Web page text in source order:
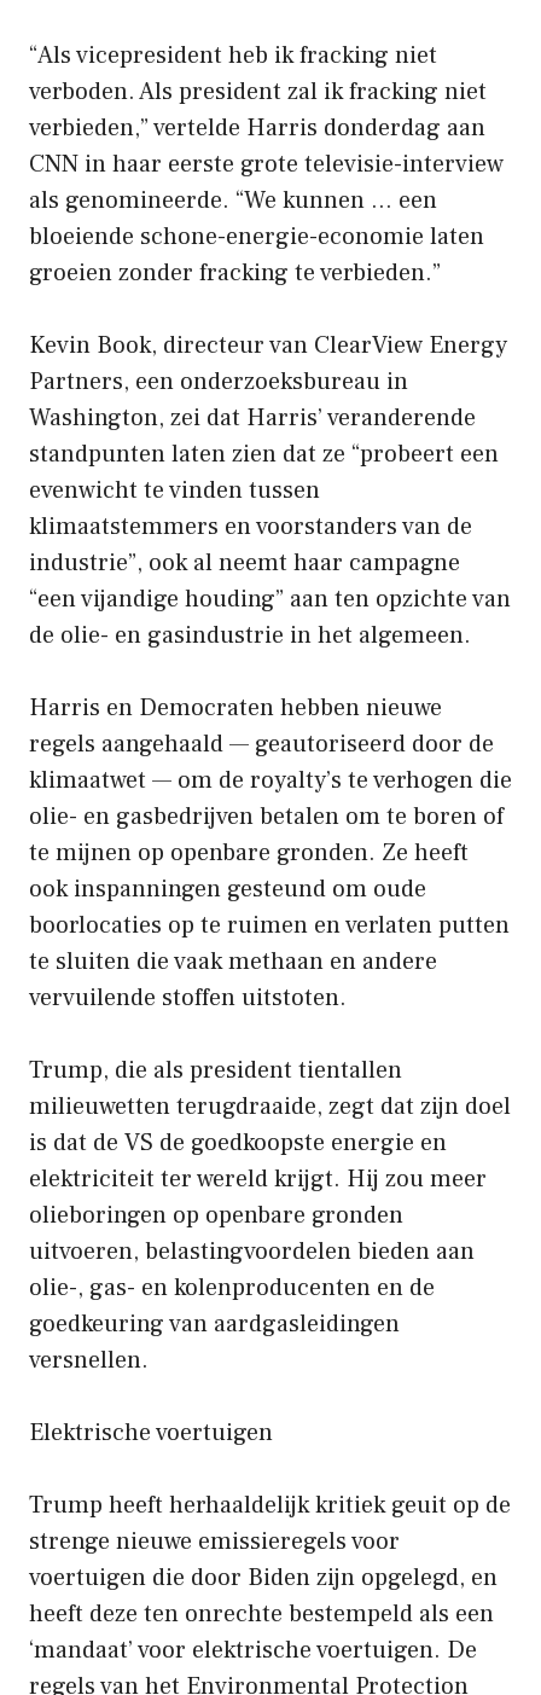
“Als vicepresident heb ik fracking niet
verboden. Als president zal ik fracking niet
verbieden,” vertelde Harris donderdag aan
CNN in haar eerste grote televisie-interview
als genomineerde. “We kunnen … een
bloeiende schone-energie-economie laten
groeien zonder fracking te verbieden.”
Kevin Book, directeur van ClearView Energy
Partners, een onderzoeksbureau in
Washington, zei dat Harris’ veranderende
standpunten laten zien dat ze “probeert een
evenwicht te vinden tussen
klimaatstemmers en voorstanders van de
industrie”, ook al neemt haar campagne
“een vijandige houding” aan ten opzichte van
de olie- en gasindustrie in het algemeen.
Harris en Democraten hebben nieuwe
regels aangehaald — geautoriseerd door de
klimaatwet — om de royalty’s te verhogen die
olie- en gasbedrijven betalen om te boren of
te mijnen op openbare gronden. Ze heeft
ook inspanningen gesteund om oude
boorlocaties op te ruimen en verlaten putten
te sluiten die vaak methaan en andere
vervuilende stoffen uitstoten.
Trump, die als president tientallen
milieuwetten terugdraaide, zegt dat zijn doel
is dat de VS de goedkoopste energie en
elektriciteit ter wereld krijgt. Hij zou meer
olieboringen op openbare gronden
uitvoeren, belastingvoordelen bieden aan
olie-, gas- en kolenproducenten en de
goedkeuring van aardgasleidingen
versnellen.
Elektrische voertuigen
Trump heeft herhaaldelijk kritiek geuit op de
strenge nieuwe emissieregels voor
voertuigen die door Biden zijn opgelegd, en
heeft deze ten onrechte bestempeld als een
‘mandaat’ voor elektrische voertuigen. De
regels van het Environmental Protection